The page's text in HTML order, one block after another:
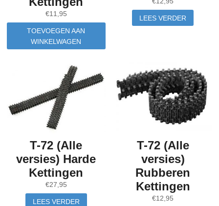
€11,95
TOEVOEGEN AAN
WINKELWAGEN
LEES VERDER
T-72 (Alle
versies) Harde
Kettingen
€27,95
LEES VERDER
T-72 (Alle
versies)
Rubberen
Kettingen
€12,95